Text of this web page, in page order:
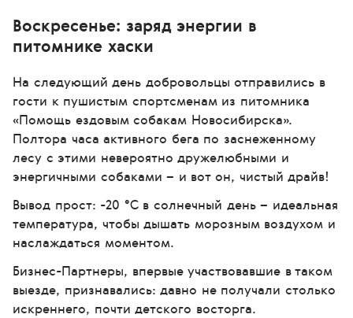
Воскресенье: заряд энергии в
питомнике хаски
На следующий день добровольцы отправились в
гости к пушистым спортсменам из питомника
«Помощь ездовым собакам Новосибирска».
Полтора часа активного бега по заснеженному
лесу с этими невероятно дружелюбными и
энергичными собаками – и вот он, чистый драйв!
Вывод прост: -20 °C в солнечный день – идеальная
температура, чтобы дышать морозным воздухом и
наслаждаться моментом.
Бизнес-Партнеры, впервые участвовавшие в таком
выезде, признавались: давно не получали столько
искреннего, почти детского восторга.